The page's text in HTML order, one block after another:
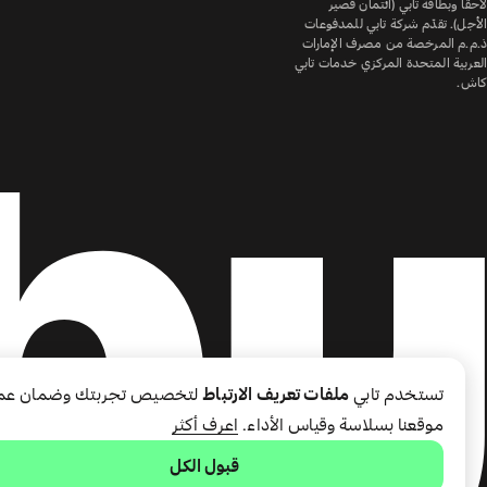
لاحقًا وبطاقة تابي (ائتمان قصير
الأجل). تقدّم شركة تابي للمدفوعات
ذ.م.م المرخصة من مصرف الإمارات
العربية المتحدة المركزي خدمات تابي
كاش.
تستخدم تابي ملفات تعريف الارتباطلتخصيص تجربتك وضمان
موقعنا بسلاسة وقياس الأداء. اعرف أكثر
قبول الكل